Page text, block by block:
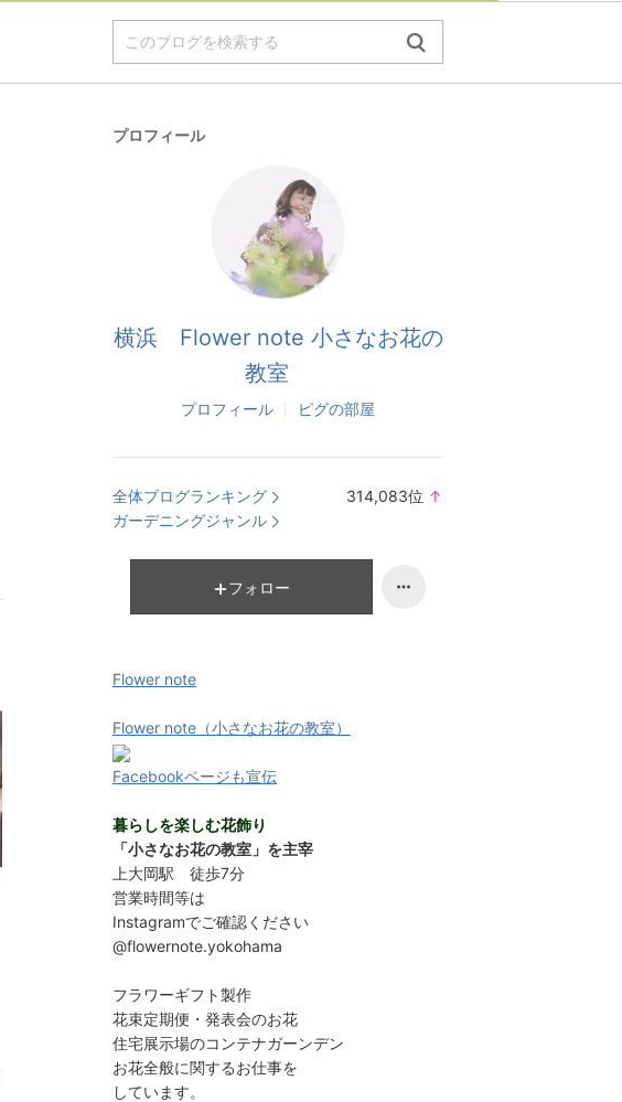
プロフィール
横浜 Flower note 小さなお花の
教室
プロフィール ピグの部屋
全体ブログランキング 314,083位 ↑
ガーデニングジャンル
フォロー
Flower note
Flower note（小さなお花の教室）
Facebookページも宣伝
暮らしを楽しむ花飾り
「小さなお花の教室」を主宰
上大岡駅 徒歩7分
営業時間等は
Instagramでご確認ください
@flowernote.yokohama
フラワーギフト製作
花束定期便・発表会のお花
住宅展示場のコンテナガーンデン
お花全般に関するお仕事を
しています。